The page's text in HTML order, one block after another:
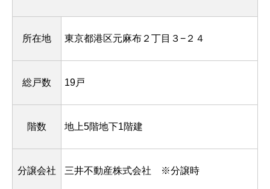
所在地 東京都港区元麻布２丁目３−２４
総戸数 19戸
階数 地上5階地下1階建
分譲会社 三井不動産株式会社 ※分譲時